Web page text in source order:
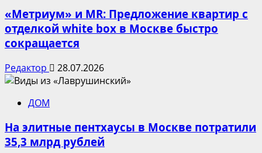
«Метриум» и MR: Предложение квартир с
отделкой white box в Москве быстро
сокращается
Редактор 28.07.2026
ДОМ
На элитные пентхаусы в Москве потратили
35,3 млрд рублей